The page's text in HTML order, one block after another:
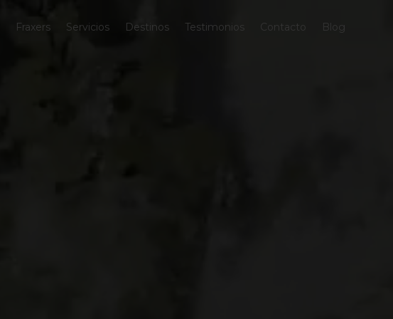
Fraxers Servicios Destinos Testimonios Contacto Blog